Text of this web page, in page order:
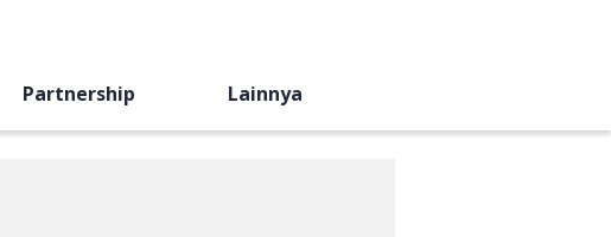
Partnership Lainnya